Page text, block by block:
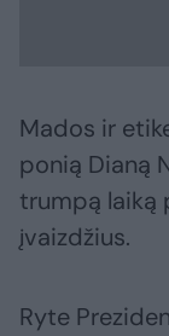
Mados ir
ponią Dianą
trumpą laiką
įvaizdžius.
Ryte